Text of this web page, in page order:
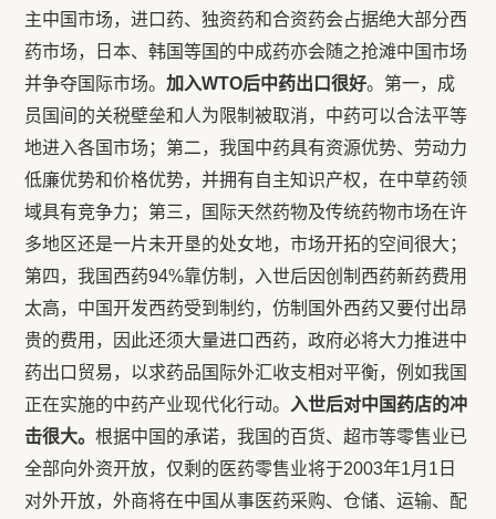
主中国市场，进口药、独资药和合资药会占据绝大部分西
药市场，日本、韩国等国的中成药亦会随之抢滩中国市场
并争夺国际市场。加入WTO后中药出口很好。第一，成
员国间的关税壁垒和人为限制被取消，中药可以合法平等
地进入各国市场；第二，我国中药具有资源优势、劳动力
低廉优势和价格优势，并拥有自主知识产权，在中草药领
域具有竞争力；第三，国际天然药物及传统药物市场在许
多地区还是一片未开垦的处女地，市场开拓的空间很大；
第四，我国西药94%靠仿制，入世后因创制西药新药费用
太高，中国开发西药受到制约，仿制国外西药又要付出昂
贵的费用，因此还须大量进口西药，政府必将大力推进中
药出口贸易，以求药品国际外汇收支相对平衡，例如我国
正在实施的中药产业现代化行动。 入世后对中国药店的冲
击很大。根据中国的承诺，我国的百货、超市等零售业已
全部向外资开放，仅剩的医药零售业将于2003年1月1日
对外开放，外商将在中国从事医药采购、仓储、运输、配